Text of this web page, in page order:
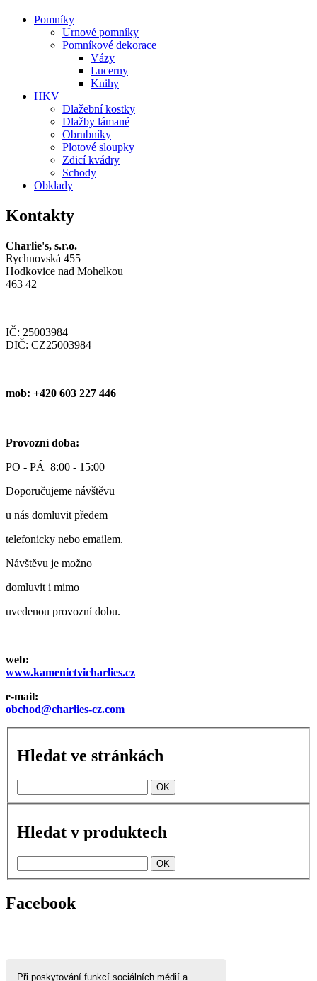
Při poskytování funkcí sociálních médií a
Pomníky
Urnové pomníky
Pomníkové dekorace
Vázy
Lucerny
Knihy
HKV
Dlažební kostky
Dlažby lámané
Obrubníky
Plotové sloupky
Zdicí kvádry
Schody
Obklady
Kontakty
Charlie's, s.r.o.
Rychnovská 455
Hodkovice nad Mohelkou
463 42
IČ: 25003984
DIČ: CZ25003984
mob: +420 603 227 446
Provozní doba:
PO - PÁ 8:00 - 15:00
Doporučujeme návštěvu
u nás domluvit předem
telefonicky nebo emailem.
Návštěvu je možno
domluvit i mimo
uvedenou provozní dobu.
web:
www.kamenictvicharlies.cz
e-mail:
obchod@charlies-cz.com
Hledat ve stránkách
Hledat v produktech
Facebook